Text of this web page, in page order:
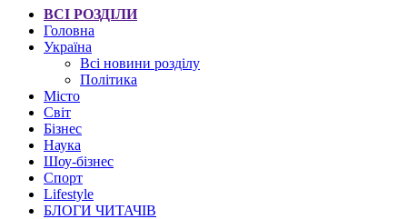
ВСІ РОЗДІЛИ
Головна
Україна
Всі новини розділу
Політика
Місто
Світ
Бізнес
Наука
Шоу-бізнес
Спорт
Lifestyle
БЛОГИ ЧИТАЧІВ